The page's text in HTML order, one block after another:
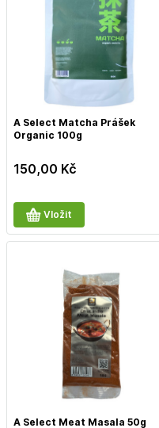
A Select Matcha Prášek
Organic 100g
150,00 Kč
Vložit
A Select Meat Masala 50g